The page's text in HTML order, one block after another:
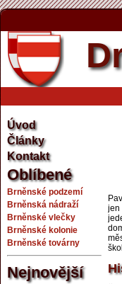
Úvod
Články
Kontakt
Oblíbené
Brněnské podzemí
Brněnská nádraží
Brněnské vlečky
Brněnské kolonie
Brněnské továrny
Nejnovější
jen